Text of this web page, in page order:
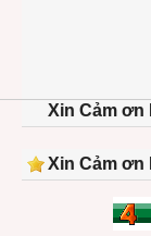
Xin Cảm ơn
Xin Cảm ơn